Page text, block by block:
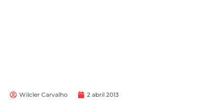
Wilcler Carvalho 2 abril 2013